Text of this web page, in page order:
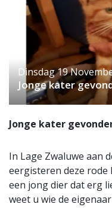
Dinsdag 19
Jonge kater
Jonge kater
In Lage Zwaluwe aan
eergisteren deze rode
een jong dier dat erg
weet u wie de